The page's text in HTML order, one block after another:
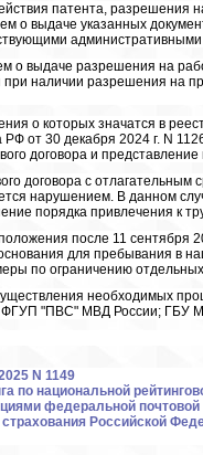
патента,
о выдаче указанных
выдаче разрешения на
наличии разрешения на
о которых значатся в
РФ от 30 декабря 2024 г. N
договора и
договора с
нарушением. В данном
порядка привлечения к
после 11
для пребывания в
по ограничению
необходимых
"ПВС" МВД России; ГБУ
N 1149
по национальной
федеральной
Российской